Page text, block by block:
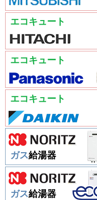
エコキュート
エコキュート
エコキュート
ガス給湯器
ガス給湯器